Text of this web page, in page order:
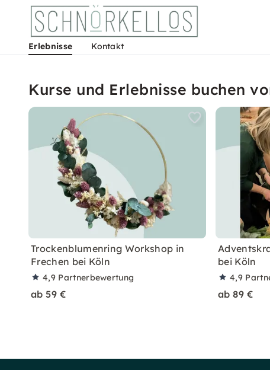
Erlebnisse Kontakt
Kurse und Erlebnisse buchen
Trockenblumenring Workshop in
Frechen bei Köln
4,9 Partnerbewertung
ab 59 €
bei Köln
4,9
ab 89 €